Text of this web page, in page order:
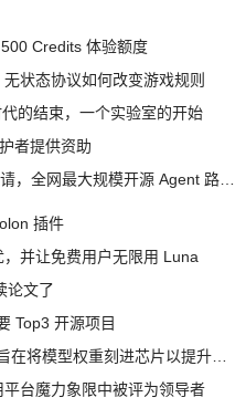
Credits 体验额度
状态协议如何改变游戏规则
的结束，一个实验室的开始
者提供资助
插件
并让免费用户无限用 Luna
论文了
Top3 开源项目
台魔力象限中被评为领导者